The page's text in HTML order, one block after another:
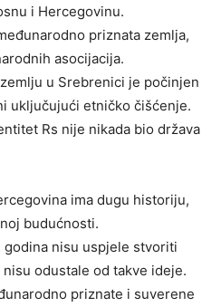
i Hercegovinu.
priznata zemlja,
asocijacija.
u Srebrenici je počinjen
uključujući etničko čišćenje.
Rs nije nikada bio država
ima dugu historiju,
budućnosti.
nisu uspjele stvoriti
odustale od takve ideje.
priznate i suverene